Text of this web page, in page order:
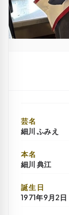
芸名
細川 ふみえ
本名
細川 典江
誕生日
1971年9月2日